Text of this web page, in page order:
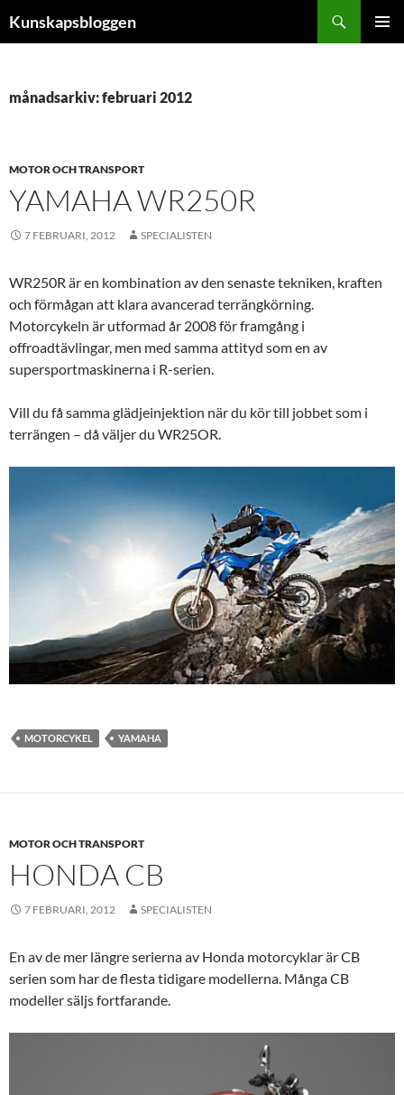
tillKunskapsbloggen
månadsarkiv: februari 2012
MOTOR OCH TRANSPORT
YAMAHA WR250R
7 FEBRUARI, 2012 SPECIALISTEN
WR250R är en kombination av den senaste tekniken, kraften
och förmågan att klara avancerad terrängkörning.
Motorcykeln är utformad år 2008 för framgång i
offroadtävlingar, men med samma attityd som en av
supersportmaskinerna i R-serien.
Vill du få samma glädjeinjektion när du kör till jobbet som i
terrängen – då väljer du WR25OR.
MOTORCYKEL YAMAHA
MOTOR OCH TRANSPORT
HONDA CB
7 FEBRUARI, 2012 SPECIALISTEN
En av de mer längre serierna av Honda motorcyklar är CB
serien som har de flesta tidigare modellerna. Många CB
modeller säljs fortfarande.